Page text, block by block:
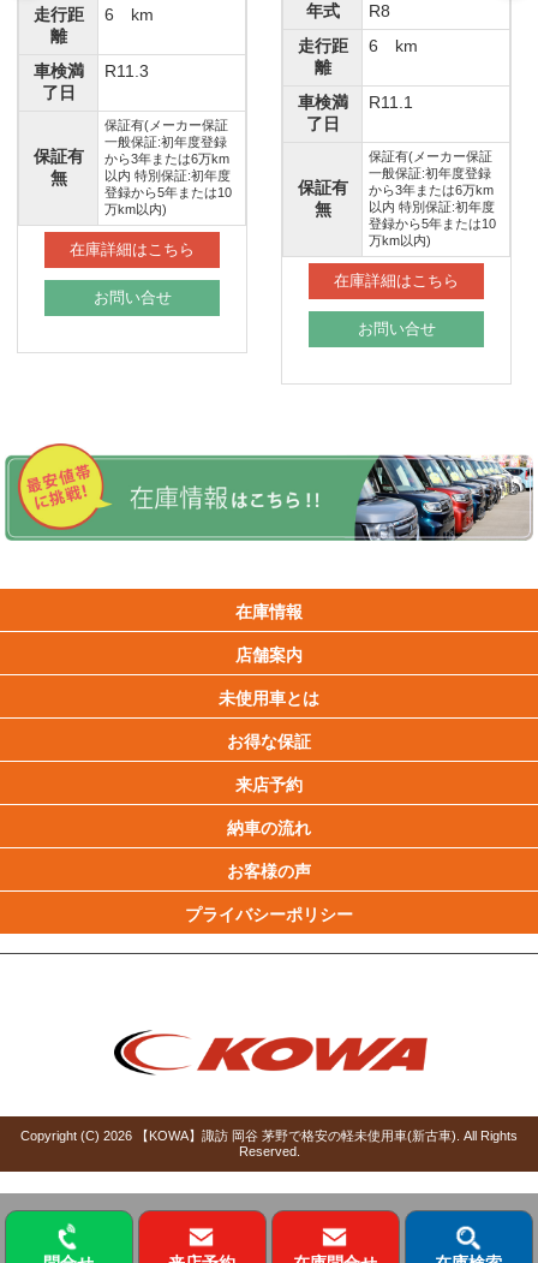
走行距
離
6 km
車検満
了日
R11.3
保証有
無
保証有(メーカー保証
一般保証:初年度登録
から3年または6万km
以内 特別保証:初年度
登録から5年または10
万km以内)
在庫詳細はこちら
お問い合せ
年式
R8
走行距
離
6 km
車検満
了日
R11.1
保証有
無
保証有(メーカー保証
一般保証:初年度登録
から3年または6万km
以内 特別保証:初年度
登録から5年または10
万km以内)
在庫詳細はこちら
お問い合せ
在庫情報
店舗案内
未使用車とは
お得な保証
来店予約
納車の流れ
お客様の声
プライバシーポリシー
Copyright (C) 2026 【KOWA】諏訪 岡谷 茅野で格安の軽未使用車(新古車). All Rights
Reserved.